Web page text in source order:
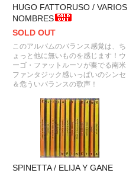
HUGO FATTORUSO / VARIOS
NOMBRES
SOLD OUT
このアルバムのバランス感覚は、ち
ょっと他に無いものを感じます！ウ
ーゴ・ファットルーソが奏でる南米
ファンタジック感いっぱいのシンセ
＆危ういバランスの歌声！
SPINETTA / ELIJA Y GANE